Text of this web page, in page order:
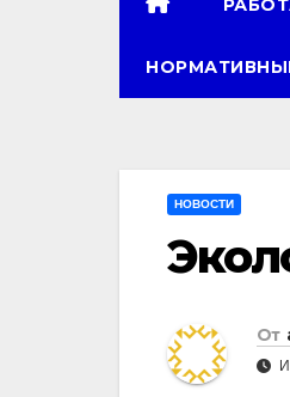
НОВОСТИ
От